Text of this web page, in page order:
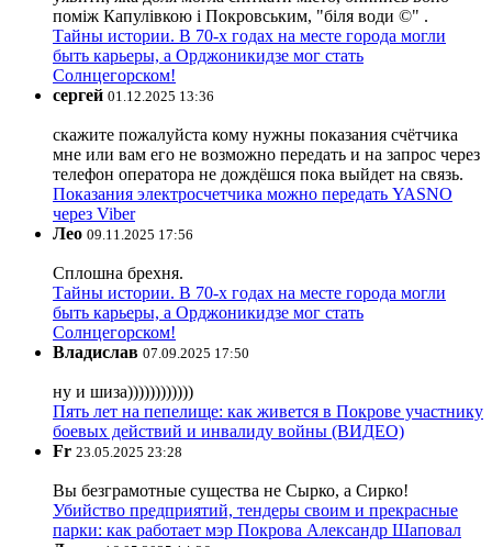
поміж Капулівкою і Покровським, "біля води ©" .
Тайны истории. В 70-х годах на месте города могли
быть карьеры, а Орджоникидзе мог стать
Солнцегорском!
сергей 01.12.2025 13:36
скажите пожалуйста кому нужны показания счётчика
мне или вам его не возможно передать и на запрос через
телефон оператора не дождёшся пока выйдет на связь.
Показания электросчетчика можно передать YASNO
через Viber
Лео 09.11.2025 17:56
Сплошна брехня.
Тайны истории. В 70-х годах на месте города могли
быть карьеры, а Орджоникидзе мог стать
Солнцегорском!
Владислав 07.09.2025 17:50
ну и шиза))))))))))))
Пять лет на пепелище: как живется в Покрове участнику
боевых действий и инвалиду войны (ВИДЕО)
Fr 23.05.2025 23:28
Вы безграмотные существа не Сырко, а Сирко!
Убийство предприятий, тендеры своим и прекрасные
парки: как работает мэр Покрова Александр Шаповал